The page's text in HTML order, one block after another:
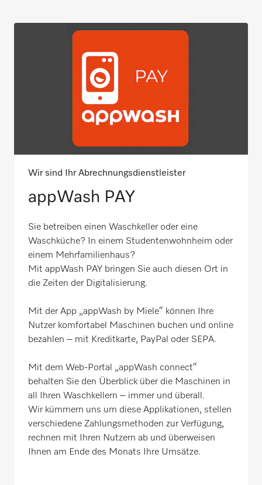
Wir sind Ihr Abrechnungsdienstleister
appWash PAY
Sie betreiben einen Waschkeller oder eine
Waschküche? In einem Studentenwohnheim oder
einem Mehrfamilienhaus?
Mit appWash PAY bringen Sie auch diesen Ort in
die Zeiten der Digitalisierung.
Mit der App „appWash by Miele“ können Ihre
Nutzer komfortabel Maschinen buchen und online
bezahlen – mit Kreditkarte, PayPal oder SEPA.
Mit dem Web-Portal „appWash connect“
behalten Sie den Überblick über die Maschinen in
all Ihren Waschkellern – immer und überall.
Wir kümmern uns um diese Applikationen, stellen
verschiedene Zahlungsmethoden zur Verfügung,
rechnen mit Ihren Nutzern ab und überweisen
Ihnen am Ende des Monats Ihre Umsätze.